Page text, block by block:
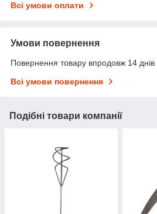
Всі умови оплати
Умови повернення
Повернення товару впродовж 14 днів
Всі умови повернення
Подібні товари компанії